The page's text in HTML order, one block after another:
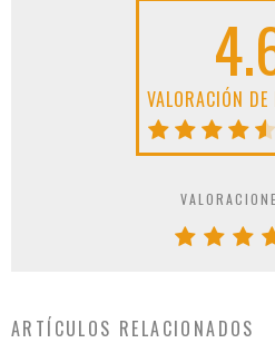
VALORACIÓN
ARTÍCULOS RELACIONADOS